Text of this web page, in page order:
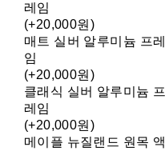
레임
(+20,000원)
매트 실버 알루미늄 프레
임
(+20,000원)
클래식 실버 알루미늄 프
레임
(+20,000원)
메이플 뉴질랜드 원목 액